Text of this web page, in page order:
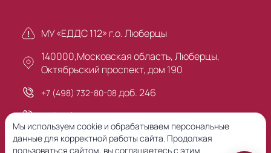
МУ «ЕДДС 112» г.о. Люберцы
140000,Московская область, Люберцы,
Октябрьский проспект, дом 190
+7 (498) 732-80-08 доб. 246
+7 (495) 503-30-00
Мы используем cookie и обрабатываем персональные
данные для корректной работы сайта. Продолжая
пользоваться сайтом, вы соглашаетесь с этим.